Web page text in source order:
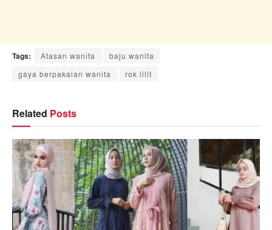
Tags: Atasan wanita
baju wanita
gaya berpakaian wanita
rok lilit
Related Posts